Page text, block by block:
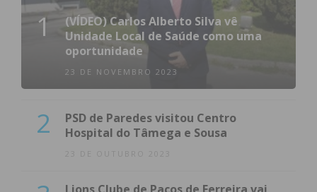
1
(VÍDEO) Carlos Alberto Silva vê
Unidade Local de Saúde como uma
oportunidade
23 DE NOVEMBRO 2023
2
PSD de Paredes visitou Centro
Hospital do Tâmega e Sousa
23 DE OUTUBRO 2023